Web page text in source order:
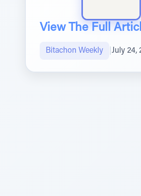
View The Full
Bitachon Weekly July 24,